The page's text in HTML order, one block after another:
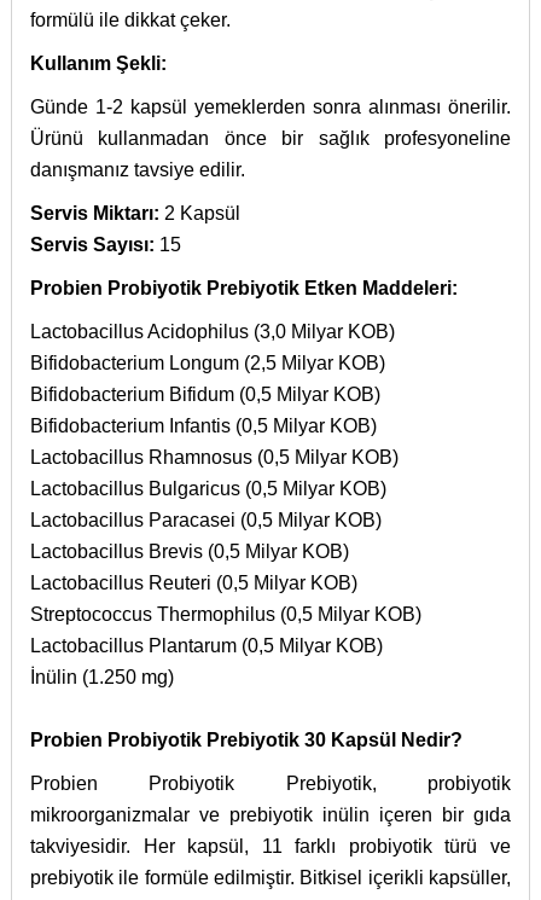
formülü ile dikkat çeker.
Kullanım Şekli:
Günde 1-2 kapsül yemeklerden sonra alınması önerilir.
Ürünü kullanmadan önce bir sağlık profesyoneline
danışmanız tavsiye edilir.
Servis Miktarı: 2 Kapsül
Servis Sayısı: 15
Probien Probiyotik Prebiyotik Etken Maddeleri:
Lactobacillus Acidophilus (3,0 Milyar KOB)
Bifidobacterium Longum (2,5 Milyar KOB)
Bifidobacterium Bifidum (0,5 Milyar KOB)
Bifidobacterium Infantis (0,5 Milyar KOB)
Lactobacillus Rhamnosus (0,5 Milyar KOB)
Lactobacillus Bulgaricus (0,5 Milyar KOB)
Lactobacillus Paracasei (0,5 Milyar KOB)
Lactobacillus Brevis (0,5 Milyar KOB)
Lactobacillus Reuteri (0,5 Milyar KOB)
Streptococcus Thermophilus (0,5 Milyar KOB)
Lactobacillus Plantarum (0,5 Milyar KOB)
İnülin (1.250 mg)
Probien Probiyotik Prebiyotik 30 Kapsül Nedir?
Probien Probiyotik Prebiyotik, probiyotik
mikroorganizmalar ve prebiyotik inülin içeren bir gıda
takviyesidir. Her kapsül, 11 farklı probiyotik türü ve
prebiyotik ile formüle edilmiştir. Bitkisel içerikli kapsüller,